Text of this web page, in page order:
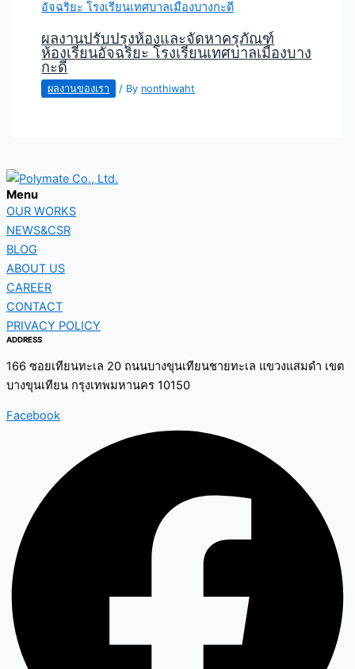
ผลงานปรับปรุงห้องและจัดหาครุภัณฑ์
ห้องเรียนอัจฉริยะ โรงเรียนเทศบาลเมืองบาง
กะดี
ผลงานของเรา / By nonthiwaht
Menu
OUR WORKS
NEWS&CSR
BLOG
ABOUT US
CAREER
CONTACT
PRIVACY POLICY
ADDRESS
166 ซอยเทียนทะเล 20 ถนนบางขุนเทียนชายทะเล แขวงแสมดำ เขต
บางขุนเทียน กรุงเทพมหานคร 10150
Facebook